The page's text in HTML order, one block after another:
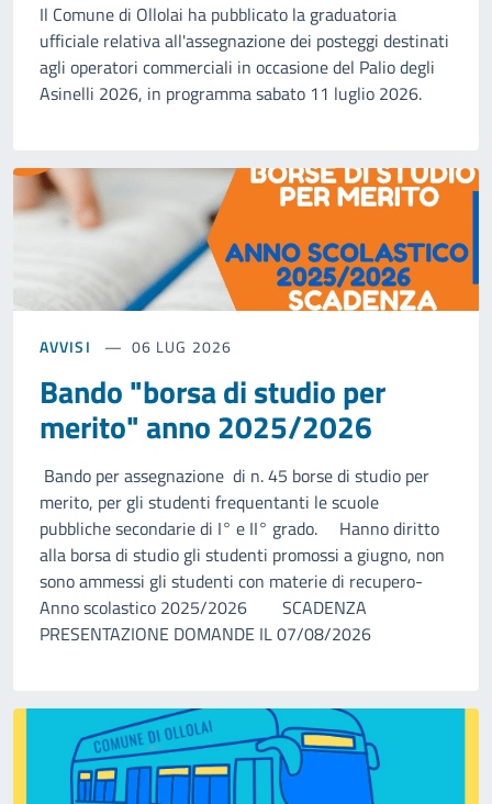
Il Comune di Ollolai ha pubblicato la graduatoria
ufficiale relativa all'assegnazione dei posteggi destinati
agli operatori commerciali in occasione del Palio degli
Asinelli 2026, in programma sabato 11 luglio 2026.
AVVISI 06 LUG 2026
Bando "borsa di studio per
merito" anno 2025/2026
Bando per assegnazione di n. 45 borse di studio per
merito, per gli studenti frequentanti le scuole
pubbliche secondarie di I° e II° grado. Hanno diritto
alla borsa di studio gli studenti promossi a giugno, non
sono ammessi gli studenti con materie di recupero-
Anno scolastico 2025/2026 SCADENZA
PRESENTAZIONE DOMANDE IL 07/08/2026